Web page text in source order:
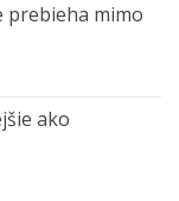
prebieha mimo
ako